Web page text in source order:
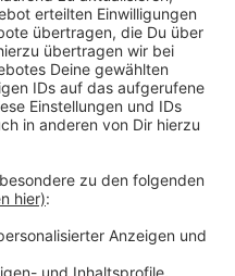
„Wie date ich als
wollte sie gar nicht. Da
über sich auf
keine Blind Dates!
Adele es trotzdem
zu finden und ist
Über den geht’s dann